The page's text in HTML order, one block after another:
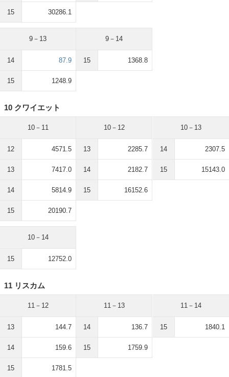
15 30286.1
9－13
14 87.9
15 1248.9
9－14
15 1368.8
10 クワイエット
10－11
12 4571.5
13 7417.0
14 5814.9
15 20190.7
10－12
13 2285.7
14 2182.7
15 16152.6
10－13
14 2307.5
15 15143.0
10－14
15 12752.0
11 リスカム
11－12
13 144.7
14 159.6
15 1781.5
11－13
14 136.7
15 1759.9
11－14
15 1840.1